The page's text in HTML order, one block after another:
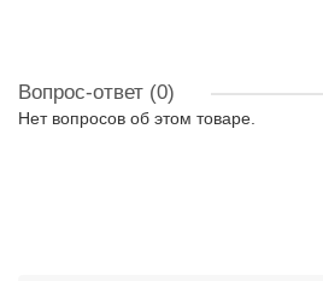
Вопрос-ответ (0)
Нет вопросов об этом товаре.